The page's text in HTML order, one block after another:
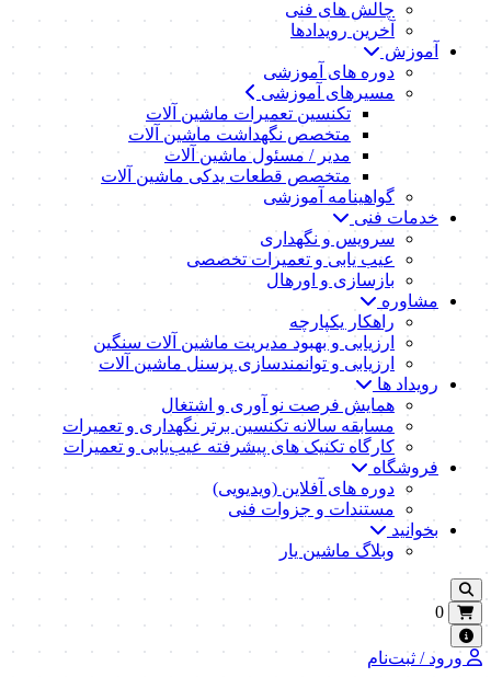
چالش های فنی
آخرین رویدادها
آموزش
دوره های آموزشی
مسیرهای آموزشی
تکنسین تعمیرات ماشین آلات
متخصص نگهداشت ماشین آلات
مدیر / مسئول ماشین آلات
متخصص قطعات یدکی ماشین آلات
گواهینامه آموزشی
خدمات فنی
سرویس و نگهداری
عیب یابی و تعمیرات تخصصی
بازسازی و اورهال
مشاوره
راهکار یکپارچه
ارزیابی و بهبود مدیریت ماشین آلات سنگین
ارزیابی و توانمندسازی پرسنل ماشین آلات
رویداد ها
همایش فرصت نو آوری و اشتغال
مسابقه سالانه تکنسین برتر نگهداری و تعمیرات
کارگاه تکنیک‌ های پیشرفته عیب‌یابی و تعمیرات
فروشگاه
دوره های آفلاین (ویدیویی)
مستندات و جزوات فنی
بخوانید
وبلاگ ماشین یار
0
ورود / ثبت‌نام